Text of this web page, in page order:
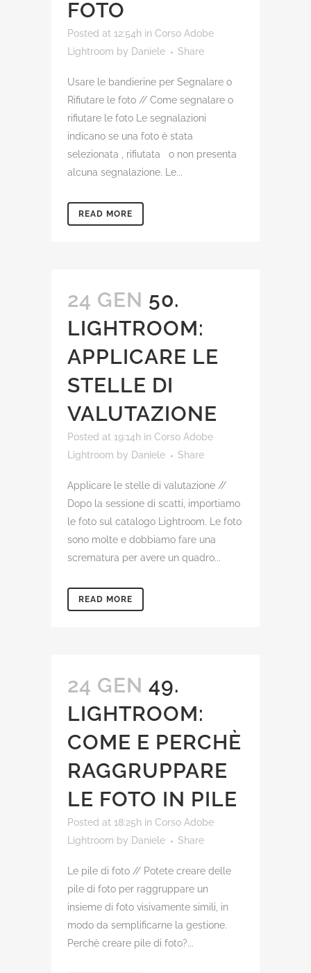
FOTO
Posted at 12:54h in Corso Adobe
Lightroom by Daniele Share
Usare le bandierine per Segnalare o
Rifiutare le foto // Come segnalare o
rifiutare le foto Le segnalazioni
indicano se una foto è stata
selezionata , rifiutata o non presenta
alcuna segnalazione. Le...
READ MORE
24 GEN 50.
LIGHTROOM:
APPLICARE LE
STELLE DI
VALUTAZIONE
Posted at 19:14h in Corso Adobe
Lightroom by Daniele Share
Applicare le stelle di valutazione //
Dopo la sessione di scatti, importiamo
le foto sul catalogo Lightroom. Le foto
sono molte e dobbiamo fare una
scrematura per avere un quadro...
READ MORE
24 GEN 49.
LIGHTROOM:
COME E PERCHÈ
RAGGRUPPARE
LE FOTO IN PILE
Posted at 18:25h in Corso Adobe
Lightroom by Daniele Share
Le pile di foto // Potete creare delle
pile di foto per raggruppare un
insieme di foto visivamente simili, in
modo da semplificarne la gestione.
Perchè creare pile di foto?...